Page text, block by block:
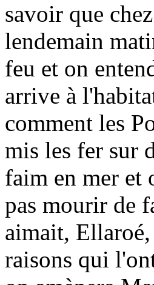
savoir que
lendemain
feu et on
arrive à
comment les
mis les fer sur
faim en mer et
pas mourir de
aimait,
raisons qui